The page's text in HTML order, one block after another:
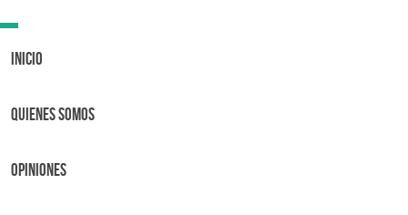
Toggle
Inicio
Quienes Somos
OPINIONES